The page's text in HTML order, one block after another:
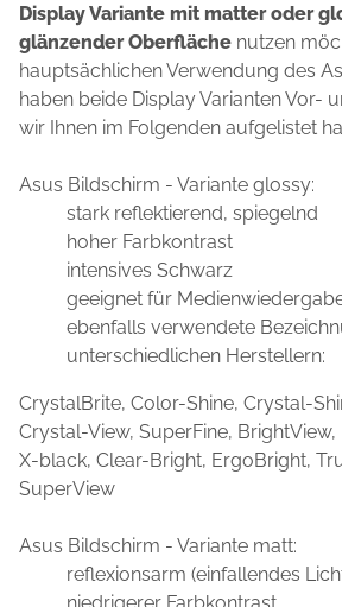
Display Variante mit matter oder
glänzender Oberfläche nutzen
hauptsächlichen Verwendung des
haben beide Display Varianten Vor-
wir Ihnen im Folgenden aufgelistet
Asus Bildschirm - Variante glossy:
stark reflektierend, spiegelnd
hoher Farbkontrast
intensives Schwarz
geeignet für
ebenfalls verwendete
unterschiedlichen Herstellern:
CrystalBrite, Color-Shine, Crystal-
Crystal-View, SuperFine,
X-black, Clear-Bright, ErgoBright,
SuperView
Asus Bildschirm - Variante matt:
reflexionsarm (einfallendes